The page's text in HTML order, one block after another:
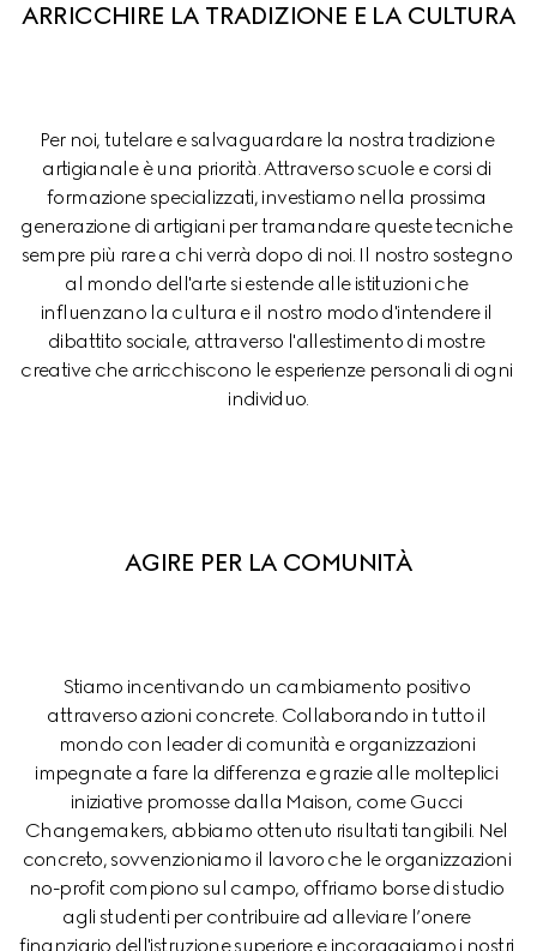
ARRICCHIRE LA TRADIZIONE E LA CULTURA
Per noi, tutelare e salvaguardare la nostra tradizione
artigianale è una priorità. Attraverso scuole e corsi di
formazione specializzati, investiamo nella prossima
generazione di artigiani per tramandare queste tecniche
sempre più rare a chi verrà dopo di noi. Il nostro sostegno
al mondo dell'arte si estende alle istituzioni che
influenzano la cultura e il nostro modo d'intendere il
dibattito sociale, attraverso l'allestimento di mostre
creative che arricchiscono le esperienze personali di ogni
individuo.
AGIRE PER LA COMUNITÀ
Stiamo incentivando un cambiamento positivo
attraverso azioni concrete. Collaborando in tutto il
mondo con leader di comunità e organizzazioni
impegnate a fare la differenza e grazie alle molteplici
iniziative promosse dalla Maison, come Gucci
Changemakers, abbiamo ottenuto risultati tangibili. Nel
concreto, sovvenzioniamo il lavoro che le organizzazioni
no-profit compiono sul campo, offriamo borse di studio
agli studenti per contribuire ad alleviare l’onere
finanziario dell'istruzione superiore e incoraggiamo i nostri